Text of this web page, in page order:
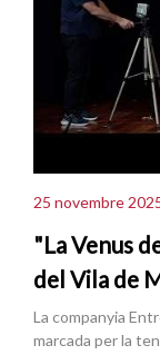
25 novembre
"La Venus
del Vila de
La companyia
marcada per la